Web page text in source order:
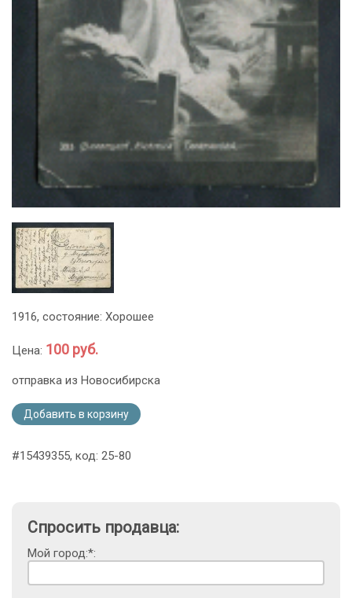
1916, состояние: Хорошее
Цена: 100 руб.
отправка из Новосибирска
Добавить в корзину
#15439355, код: 25-80
Спросить продавца:
Мой город:*: